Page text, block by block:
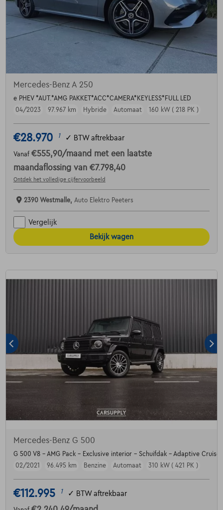
Mercedes-Benz A 250
e PHEV *AUT.*AMG PAKKET*ACC*CAMERA*KEYLESS*FULL LED
04/2023
97.967 km Hybride Automaat 160 kW ( 218 PK )
€28.970 1 ✓ BTW aftrekbaar
Vanaf €555,90/maand met een laatste
maandaflossing van €7.798,40
Ontdek het volledige cijfervoorbeeld
2390 Westmalle, Auto Elektro Peeters
Vergelijk
Bekijk wagen
Mercedes-Benz G 500
G 500 V8 - AMG Pack - Exclusive interior - Schuifdak - Adaptive
02/2021
96.495 km Benzine Automaat 310 kW ( 421 PK )
€112.995 1 ✓ BTW aftrekbaar